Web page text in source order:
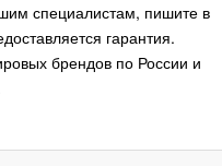
специалистам, пишите в
гарантия.
брендов по России и